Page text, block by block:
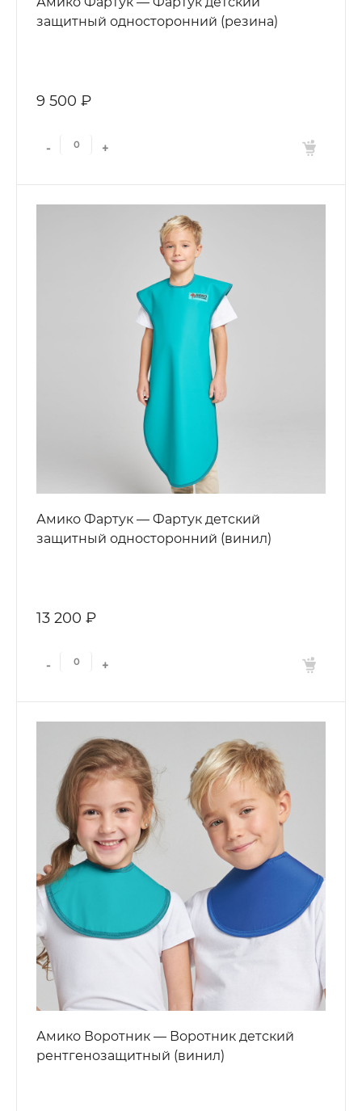
защитный односторонний (резина)
9 500 ₽
- +
Амико Фартук — Фартук детский
защитный односторонний (винил)
13 200 ₽
- +
Амико Воротник — Воротник детский
рентгенозащитный (винил)